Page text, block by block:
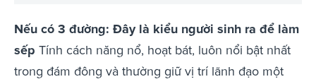
Nếu có 3 đường: Đây là kiểu người sinh ra để làm
sếp Tính cách năng nổ, hoạt bát, luôn nổi bật nhất
trong đám đông và thường giữ vị trí lãnh đạo một